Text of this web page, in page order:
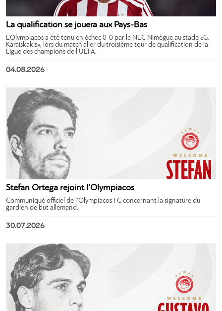
La qualification se jouera aux Pays-Bas
L’Olympiacos a été tenu en échec 0-0 par le NEC Nimègue au stade «G.
Karaiskakis», lors du match aller du troisième tour de qualification de la
Ligue des champions de l’UEFA.
04.08.2026
Stefan Ortega rejoint l’Olympiacos
Communiqué officiel de l’Olympiacos FC concernant la signature du
gardien de but allemand.
30.07.2026